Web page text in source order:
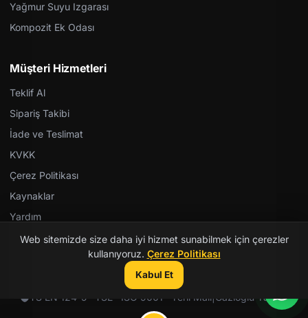
Yağmur Suyu Izgarası
Kompozit Ek Odası
Müşteri Hizmetleri
Teklif Al
Sipariş Takibi
İade ve Teslimat
KVKK
Çerez Politikası
Kaynaklar
Yardım
© 2026 Kent Teknik Kimya. Tüm hakları saklıdır.
TS EN 124-5 · TSE · ISO 9001 · Yerli Malı|Gazioğlu Yazılım
Web sitemizde size daha iyi hizmet sunabilmek için çerezler
kullanıyoruz. Çerez Politikası
Kabul Et